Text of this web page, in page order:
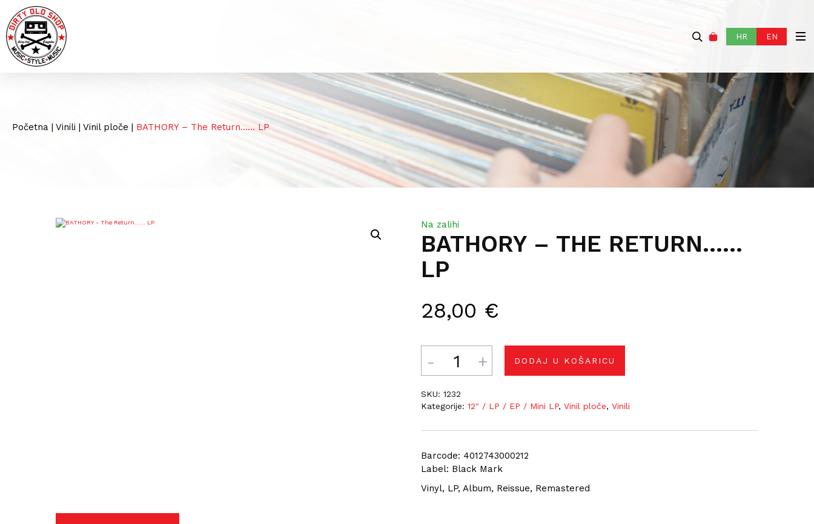
HR EN
Početna | Vinili | Vinil ploče | BATHORY – The Return…… LP
BATHORY – THE RETURN……
LP
28,00 €
Barcode: 4012743000212
Label: Black Mark
Vinyl, LP, Album, Reissue, Remastered
Na zalihi
DODAJ U KOŠARICU
SKU:1232
Kategorije:12" / LP / EP / Mini LP,Vinil ploče,Vinili